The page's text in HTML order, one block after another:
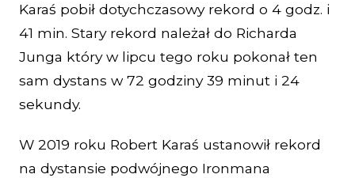
Karaś pobił dotychczasowy rekord o 4 godz. i
41 min. Stary rekord należał do Richarda
Junga który w lipcu tego roku pokonał ten
sam dystans w 72 godziny 39 minut i 24
sekundy.
W 2019 roku Robert Karaś ustanowił rekord
na dystansie podwójnego Ironmana